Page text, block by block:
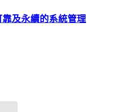
及永續的系統管理